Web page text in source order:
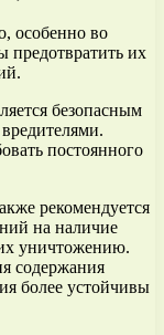
особенно во
предотвратить их
безопасным
постоянного
рекомендуется
на наличие
уничтожению.
содержания
более устойчивы